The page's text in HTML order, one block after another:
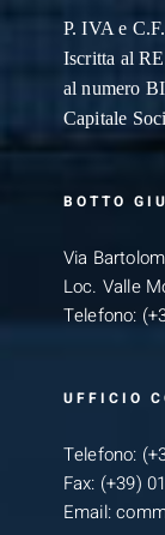
P. IVA e
Iscritta al
al numero
Capitale
BOTTO
Via
Loc. Valle
Telefono:
UFFICIO
Telefono:
Fax: (+39)
Email: